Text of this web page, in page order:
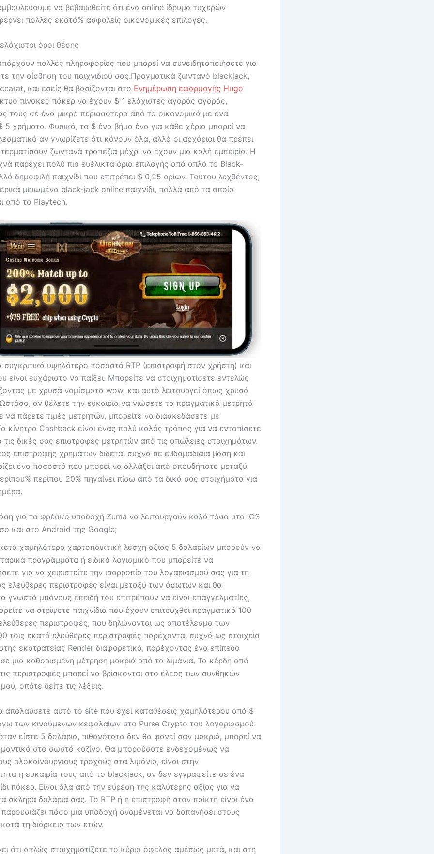
να βεβαιωθείτε ότι ένα online ίδρυμα τυχερών
πολλές εκατό% ασφαλείς οικονομικές επιλογές.
όροι θέσης
πολλές πληροφορίες που μπορεί να συνειδητοποιήσετε για
την αίσθηση του παιχνιδιού σας.Πραγματικά ζωντανό blackjack,
και εσείς θα βασίζονται στο Ενημέρωση εφαρμογής Hugo
πίνακες πόκερ να έχουν $ 1 ελάχιστες αγοράς αγοράς,
τους σε ένα μικρό περισσότερο από τα οικονομικά με ένα
5 χρήματα. Φυσικά, το $ ένα βήμα ένα για κάθε χέρια μπορεί να
αν γνωρίζετε ότι κάνουν όλα, αλλά οι αρχάριοι θα πρέπει
ζωντανά τραπέζια μέχρι να έχουν μια καλή εμπειρία. Η
παρέχει πολύ πιο ευέλικτα όρια επιλογής από απλά το Black-
δημοφιλή παιχνίδι που επιτρέπει $ 0,25 ορίων. Τούτου λεχθέντος,
μειωμένα black-jack online παιχνίδι, πολλά από τα οποία
από το Playtech.
συγκριτικά υψηλότερο ποσοστό RTP (επιστροφή στον χρήστη) και
είναι ευχάριστο να παίξει. Μπορείτε να στοιχηματίσετε εντελώς
με χρυσά νομίσματα wow, και αυτό λειτουργεί όπως χρυσά
αν θέλετε την ευκαιρία να νιώσετε τα πραγματικά μετρητά
να πάρετε τιμές μετρητών, μπορείτε να διασκεδάσετε με
κίνητρα Cashback είναι ένας πολύ καλός τρόπος για να εντοπίσετε
τις δικές σας επιστροφές μετρητών από τις απώλειες στοιχημάτων.
επιστροφής χρημάτων δίδεται συχνά σε εβδομαδιαία βάση και
ένα ποσοστό που μπορεί να αλλάξει από οπουδήποτε μεταξύ
περίπου 20% πηγαίνει πίσω από τα δικά σας στοιχήματα για
για το φρέσκο υποδοχή Zuma να λειτουργούν καλά τόσο στο iOS
και στο Android της Google;
χαμηλότερα χαρτοπαικτική λέσχη αξίας 5 δολαρίων μπορούν να
προγράμματα ή ειδικό λογισμικό που μπορείτε να
για να χειριστείτε την ισορροπία του λογαριασμού σας για τη
ελεύθερες περιστροφές είναι μεταξύ των άσωτων και θα
γνωστά μπόνους επειδή του επιτρέπουν να είναι επαγγελματίες,
να στρίψετε παιχνίδια που έχουν επιτευχθεί πραγματικά 100
περιστροφές, που δηλώνονται ως αποτέλεσμα των
τοις εκατό ελεύθερες περιστροφές παρέχονται συχνά ως στοιχείο
εκστρατείας Render διαφορετικά, παρέχοντας ένα επίπεδο
μια καθορισμένη μέτρηση μακριά από τα λιμάνια. Τα κέρδη από
περιστροφές μπορεί να βρίσκονται στο έλεος των συνθηκών
οπότε δείτε τις λέξεις.
απολαύσετε αυτό το site που έχει καταθέσεις χαμηλότερου από $
των κινούμενων κεφαλαίων στο Purse Crypto του λογαριασμού.
είστε 5 δολάρια, πιθανότατα δεν θα φανεί σαν μακριά, μπορεί να
στο σωστό καζίνο. Θα μπορούσατε ενδεχομένως να
ολοκαίνουργιους τροχούς στα λιμάνια, είναι στην
η ευκαιρία τους από το blackjack, αν δεν εγγραφείτε σε ένα
πόκερ. Είναι όλα από την εύρεση της καλύτερης αξίας για να
σκληρά δολάρια σας. Το RTP ή η επιστροφή στον παίκτη είναι ένα
παρουσιάζει πόσο μια υποδοχή αναμένεται να δαπανήσει στους
τη διάρκεια των ετών.
ότι απλώς στοιχηματίζετε το κύριο όφελος αμέσως μετά, και στη